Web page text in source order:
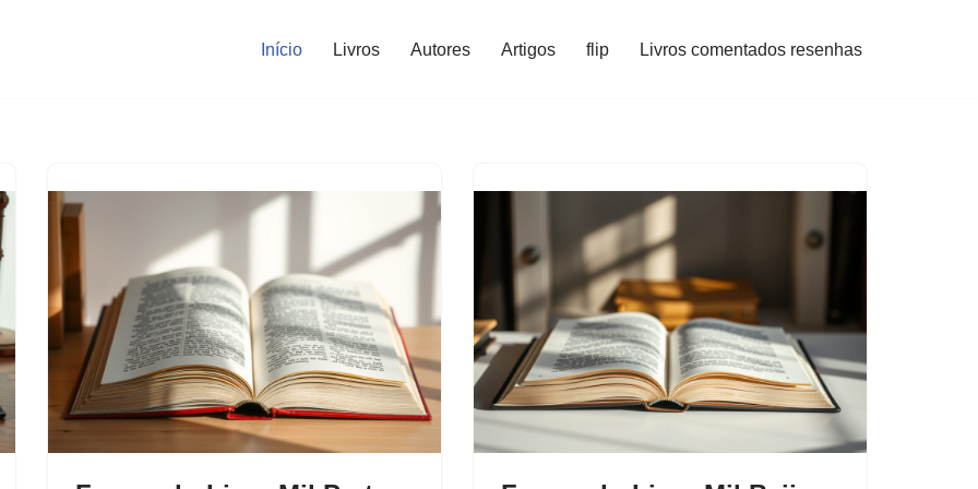
Início Livros Autores Artigos flip Livros comentados resenhas